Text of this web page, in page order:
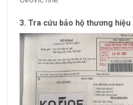
3. Tra cứu bảo hộ thương hiệu